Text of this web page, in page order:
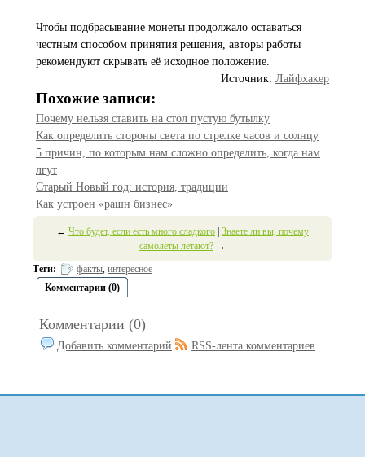
Чтобы подбрасывание монеты продолжало оставаться
честным способом принятия решения, авторы работы
рекомендуют скрывать её исходное положение.
Источник: Лайфхакер
Похожие записи:
Почему нельзя ставить на стол пустую бутылку
Как определить стороны света по стрелке часов и солнцу
5 причин, по которым нам сложно определить, когда нам
лгут
Старый Новый год: история, традиции
Как устроен «рашн бизнес»
← Что будет, если есть много сладкого Знаете ли вы, почему
самолеты летают? →
Теги:
факты, интересное
Комментарии (0)
Комментарии (0)
Добавить комментарий RSS-лента комментариев